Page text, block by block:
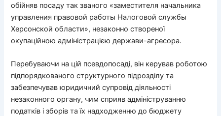
обійняв посаду так званого «заместителя начальника
управления правовой работы Налоговой службы
Херсонской области», незаконно створеної
окупаційною адміністрацією держави-агресора.
Перебуваючи на цій псевдопосаді, він керував роботою
підпорядкованого структурного підрозділу та
забезпечував юридичний супровід діяльності
незаконного органу, чим сприяв адмініструванню
податків і зборів та їх надходженню до бюджету